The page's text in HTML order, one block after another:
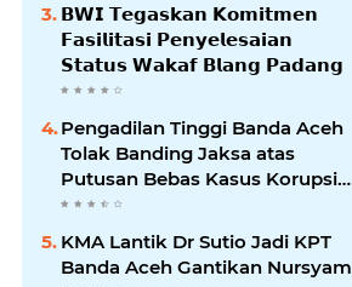
𝗕𝗪𝗜 𝗧𝗲𝗴𝗮𝘀𝗸𝗮𝗻 𝗞𝗼𝗺𝗶𝘁𝗺𝗲𝗻
𝗙𝗮𝘀𝗶𝗹𝗶𝘁𝗮𝘀𝗶 𝗣𝗲𝗻𝘆𝗲𝗹𝗲𝘀𝗮𝗶𝗮𝗻
𝗦𝘁𝗮𝘁𝘂𝘀 𝗪𝗮𝗸𝗮𝗳 𝗕𝗹𝗮𝗻𝗴 𝗣𝗮𝗱𝗮𝗻𝗴
Pengadilan Tinggi Banda Aceh
Tolak Banding Jaksa atas
Putusan Bebas Kasus Korupsi
Wastafel
KMA Lantik Dr Sutio Jadi KPT
Banda Aceh Gantikan Nursyam